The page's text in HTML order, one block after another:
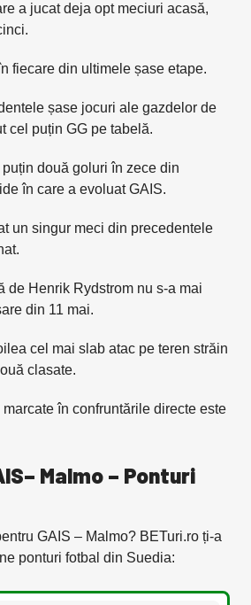
a jucat deja opt meciuri acasă,
fiecare din ultimele șase etape.
șase jocuri ale gazdelor de
cel puțin GG pe tabelă.
două goluri în zece din
în care a evoluat GAIS.
un singur meci din precedentele
de Henrik Rydstrom nu s-a mai
din 11 mai.
cel mai slab atac pe teren străin
clasate.
în confruntările directe este
Malmo – Ponturi
GAIS – Malmo? BETuri.ro ți-a
ponturi fotbal din Suedia: